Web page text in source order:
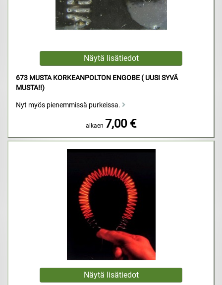
673 MUSTA KORKEANPOLTON ENGOBE ( UUSI SYVÄ
MUSTA!!)
Nyt myös pienemmissä purkeissa.
alkaen 7,00 €